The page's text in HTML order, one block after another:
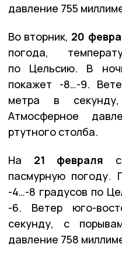
давление 755
Во вторник, 20
погода,
по Цельсию. В
покажет -8…-9.
метра в
Атмосферное
ртутного столба.
На 21 февраля
пасмурную погоду.
-4…-8 градусов по
-6. Ветер юго-
секунду, с
давление 758